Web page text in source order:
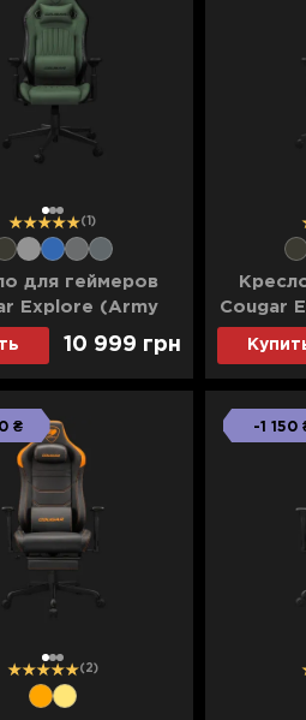
123 (1)
для геймеров
Explore (Army
Green) F
10 999 грн
Cougar
123
₴
(2)
-1 150